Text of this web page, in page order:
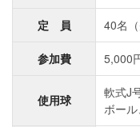
定 員 40名（
参加費 5,000
使用球
軟式J
ボー